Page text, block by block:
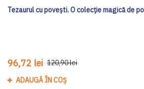
Tezaurul cu povești. O colecție magică de
96,72 lei 120,90 lei
ADAUGĂ ÎN COȘ